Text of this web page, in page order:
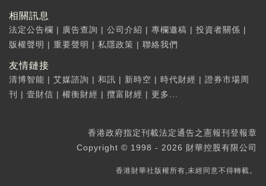
相關訊息
法定公告欄 | 廣告查詢 | 公司介紹 | 專欄邀稿 | 投資者關係 |
版權聲明 | 重要聲明 | 私隱政策 | 聯絡我們
友情鏈接
清博智能 | 艾媒諮詢 | 和訊 | 新時空 | 時代財經 | 證券市場周
刊
| 壹財信 | 權衡財經 | 攬富財經 | 更多...
香港政府指定刊載法定通告之憲報刊登報章
Copyright © 1998 - 2026 財華控股有限公司
香港財華社版權所有,未經同意不得轉載。